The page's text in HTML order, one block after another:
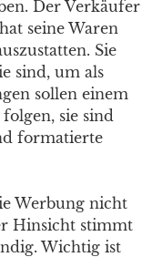
Der Verkäufer
seine Waren
Sie
sind, um als
sollen einem
sie sind
formatierte
Werbung nicht
Hinsicht stimmt
Wichtig ist